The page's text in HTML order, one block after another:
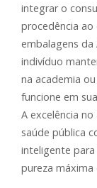
integrar o
procedência
embalagens
indivíduo
na academia
funcione em
A excelência
saúde pública
inteligente
pureza máxima